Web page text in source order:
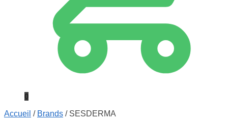
0
Accueil / Brands / SESDERMA